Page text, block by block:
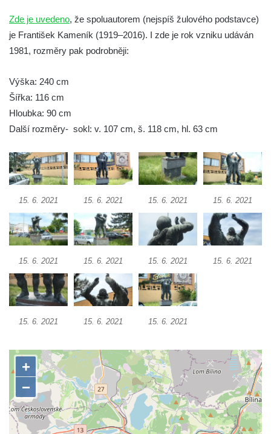
Reliéf Rodina a práce na budově záložny
Socha Jana Valeria Jirsíka u Černé věže v
Českých Budějovicích
Socha Krista klesajícího pod křížem u
kostela svatého Mikuláše v Českých
Socha svatého Jana Nepomuckého u
kostela svaté Rodiny v Českých
Budějovicích
Socha S tebou v parku na Senovážném
náměstí v Českých Budějovicích
náměstí v Českých Budějovicích
Sousoší Humanoidi na Lannově třídě v
Českých Budějovicích
Pomník Vojtěcha Adalberta Lanny v parku
Pomník Přemysla Otakara II. v parku Na
Sadech v Českých Budějovicích
Socha Mateřství v parku Na Sadech v
Českých Budějovicích
Památník Otokara Mokrého v parku Na
Zde je uvedeno, že spoluautorem (nejspíš žulového podstavce)
je František Kameník (1919–2016). I zde je rok vzniku udáván
1981, rozměry pak podrobněji:
Výška: 240 cm
Šířka: 116 cm
Hloubka: 90 cm
Další rozměry- sokl: v. 107 cm, š. 118 cm, hl. 63 cm
15. 6. 2021 15. 6. 2021 15. 6. 2021 15. 6. 2021
15. 6. 2021 15. 6. 2021 15. 6. 2021 15. 6. 2021
15. 6. 2021 15. 6. 2021 15. 6. 2021